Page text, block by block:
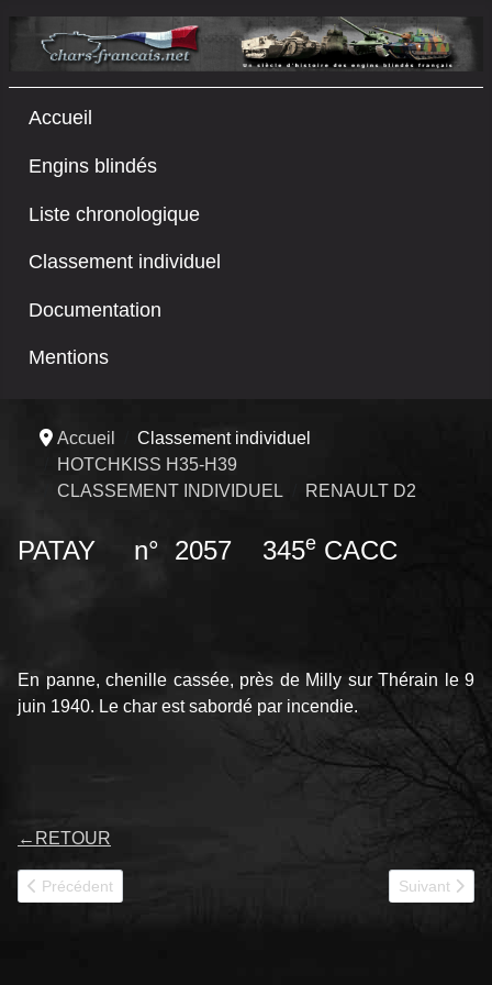
Accueil
Engins blindés
Liste chronologique
Classement individuel
Documentation
Mentions
Accueil
Classement individuel
HOTCHKISS H35-H39
CLASSEMENT INDIVIDUEL
RENAULT D2
PATAY n° 2057 345e CACC
En panne, chenille cassée, près de Milly sur Thérain le 9
juin 1940. Le char est sabordé par incendie.
← RETOUR
Article précédent : 2058
Précédent Article
Suivant